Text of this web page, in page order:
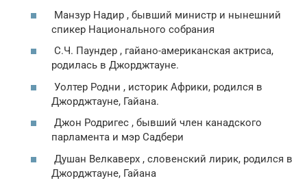
Манзур Надир , бывший министр и нынешний
спикер Национального собрания
С.Ч. Паундер , гайано-американская актриса,
родилась в Джорджтауне.
Уолтер Родни , историк Африки, родился в
Джорджтауне, Гайана.
Джон Родригес , бывший член канадского
парламента и мэр Садбери
Душан Велкаверх , словенский лирик, родился в
Джорджтауне, Гайана